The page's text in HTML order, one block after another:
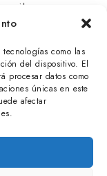
tecnologías como las
del dispositivo. El
procesar datos como
únicas en este
afectar
derechos